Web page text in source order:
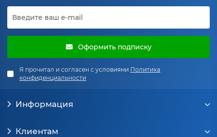
Оформить подписку
Я прочитал и согласен с условиями Политика
конфиденциальности
Информация
Клиентам